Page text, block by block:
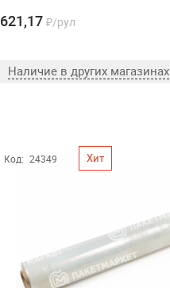
621,17 ₽/рул
Наличие в других магазинах
Код: 24349 Хит